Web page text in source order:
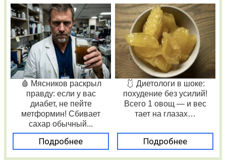
🩸 Мясников раскрыл
правду: если у вас
диабет, не пейте
метформин! Сбивает
сахар обычный...
Подробнее
🩱 Диетологи в шоке:
похудение без усилий!
Всего 1 овощ — и вес
тает на глазах…
Подробнее